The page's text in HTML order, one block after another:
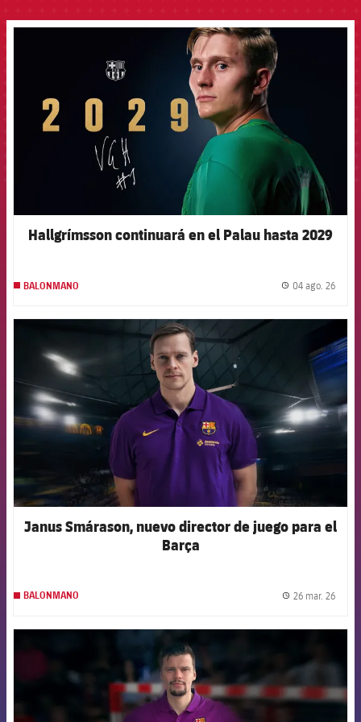
FCB Barcelona badge
Hallgrímsson continuará en el Palau hasta 2029
BALONMANO 04 ago. 26
FCB Barcelona badge
Janus Smárason, nuevo director de juego para el
Barça
BALONMANO 26 mar. 26